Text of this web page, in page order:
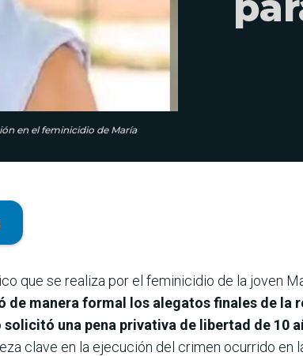
en el feminicidio de María
que se realiza por el feminicidio de la joven
de manera formal los alegatos finales de la
una pena privativa de libertad de 10
clave en la ejecución del crimen ocurrido en